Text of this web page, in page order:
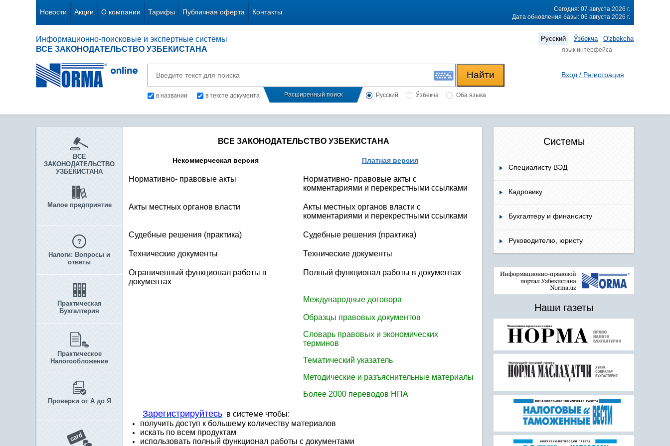
Новости Акции О компании Тарифы Публичная оферта Контакты
Сегодня: 07 августа 2026 г.
Дата обновления базы: 06 августа 2026 г.
Информационно-поисковые и экспертные системы
ВСЕ ЗАКОНОДАТЕЛЬСТВО УЗБЕКИСТАНА
Русский Ўзбекча O'zbekcha
язык интерфейса
в названии в тексте документа Расширенный поиск Русский Ўзбекча Оба языка
Вход / Регистрация
ВСЕ
ЗАКОНОДАТЕЛЬСТВО
УЗБЕКИСТАНА
Малое предприятие
Налоги: Вопросы и
ответы
Практическая
Бухгалтерия
Практическое
Налогообложение
Проверки от А до Я
ВСЕ ЗАКОНОДАТЕЛЬСТВО УЗБЕКИСТАНА
Некоммерческая версия Платная версия
Нормативно- правовые акты
Нормативно- правовые акты с
комментариями и перекрестными ссылками
Акты местных органов власти
Акты местных органов власти с
комментариями и перекрестными ссылками
Судебные решения (практика) Судебные решения (практика)
Технические документы Технические документы
Ограниченный функционал работы в
документах
Полный функционал работы в документах
Международные договора
Образцы правовых документов
Словарь правовых и экономических
терминов
Тематический указатель
Методические и разъяснительные материалы
Более 2000 переводов НПА
Зарегистрируйтесь в системе чтобы:
получить доступ к большему количеству материалов
искать по всем продуктам
использовать полный функционал работы с документами
Системы
Специалисту ВЭД
Кадровику
Бухгалтеру и финансисту
Руководителю, юристу
Наши газеты